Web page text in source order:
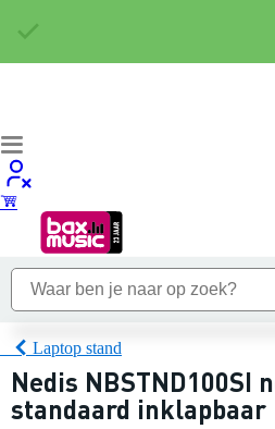
Laptop stand
Nedis NBSTND100SI
standaard inklapbaar